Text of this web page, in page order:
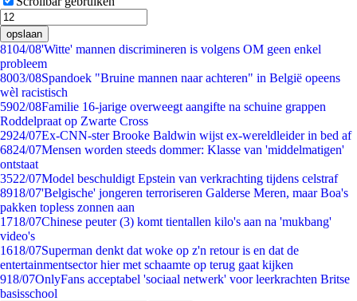
opslaan
8104/08'Witte' mannen discrimineren is volgens OM geen enkel
probleem
8003/08Spandoek "Bruine mannen naar achteren" in België opeens
wèl racistisch
5902/08Familie 16-jarige overweegt aangifte na schuine grappen
Roddelpraat op Zwarte Cross
2924/07Ex-CNN-ster Brooke Baldwin wijst ex-wereldleider in bed af
6824/07Mensen worden steeds dommer: Klasse van 'middelmatigen'
ontstaat
3522/07Model beschuldigt Epstein van verkrachting tijdens celstraf
8918/07'Belgische' jongeren terroriseren Galderse Meren, maar Boa's
pakken topless zonnen aan
1718/07Chinese peuter (3) komt tientallen kilo's aan na 'mukbang'
video's
1618/07Superman denkt dat woke op z'n retour is en dat de
entertainmentsector hier met schaamte op terug gaat kijken
918/07OnlyFans acceptabel 'sociaal netwerk' voor leerkrachten Britse
basisschool